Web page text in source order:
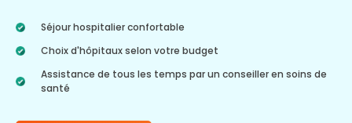
Séjour hospitalier confortable
Choix d'hôpitaux selon votre budget
Assistance de tous les temps par un conseiller en soins de
santé